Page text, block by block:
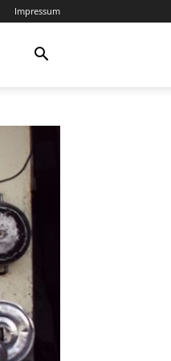
Impressum